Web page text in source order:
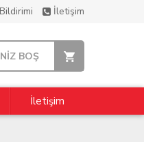
İletişim
BOŞ
İletişim